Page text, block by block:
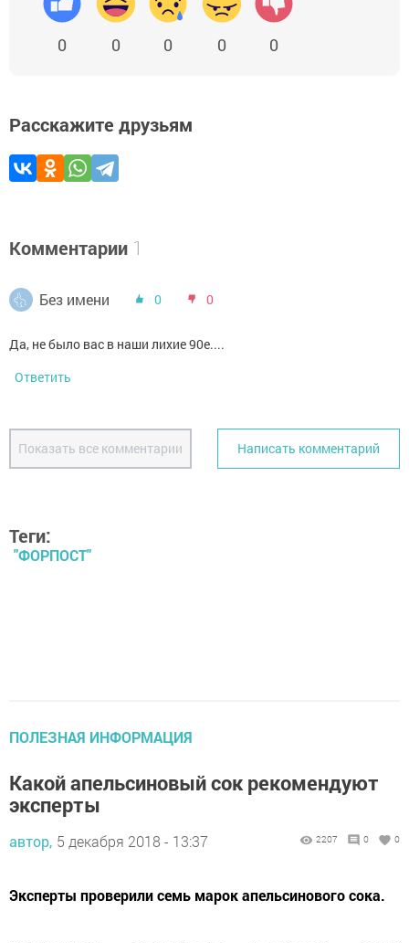
0 0 0 0 0
Расскажите друзьям
Комментарии 1
Без имени 0 0
Да, не было вас в наши лихие 90е....
Ответить
Показать все комментарии Написать комментарий
Теги:
"ФОРПОСТ"
ПОЛЕЗНАЯ ИНФОРМАЦИЯ
Какой апельсиновый сок рекомендуют
эксперты
автор, 5 декабря 2018 - 13:37 2207 0 0
Эксперты проверили семь марок апельсинового сока.